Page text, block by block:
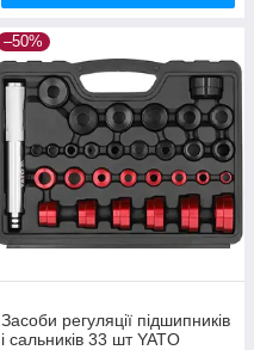
–50%
Засоби регуляції підшипників
і сальників 33 шт YATO